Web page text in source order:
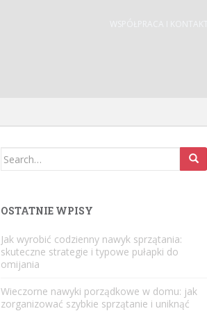
WSPÓŁPRACA I KONTAKT
Search
OSTATNIE WPISY
Jak wyrobić codzienny nawyk sprzątania:
skuteczne strategie i typowe pułapki do
omijania
Wieczorne nawyki porządkowe w domu: jak
zorganizować szybkie sprzątanie i uniknąć